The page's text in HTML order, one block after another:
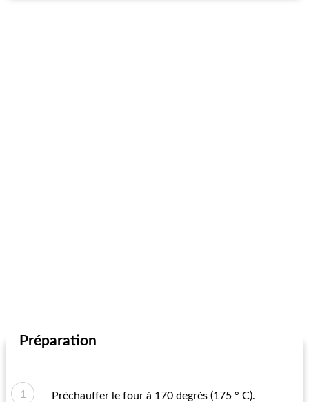
Préparation
Préchauffer le four à 170 degrés (175 ° C).